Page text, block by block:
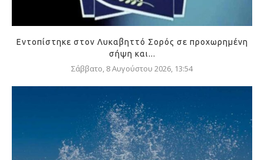
Εντοπίστηκε στον Λυκαβηττό Σορός σε προχωρημένη
σήψη και...
Σάββατο, 8 Αυγούστου 2026, 13:54